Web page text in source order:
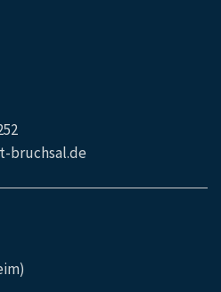
bruchsal.de